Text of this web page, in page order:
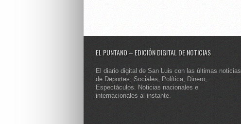
EL PUNTANO – EDICIÓN DIGITAL DE NOTICIAS
El diario digital de San Luis con las últimas noticias
de Deportes, Sociales, Política, Dinero,
Espectáculos. Noticias nacionales e
internacionales al instante.